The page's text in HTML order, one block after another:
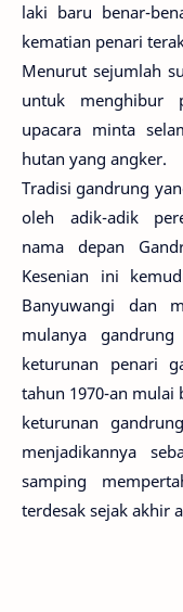
laki baru benar-
kematian penari
Menurut sejumlah
untuk menghibur
upacara minta
hutan yang angker.
Tradisi gandrung
oleh adik-adik
nama depan
Kesenian ini
Banyuwangi dan
mulanya
keturunan penari
tahun 1970-an mulai
keturunan
menjadikannya
samping
terdesak sejak akhir